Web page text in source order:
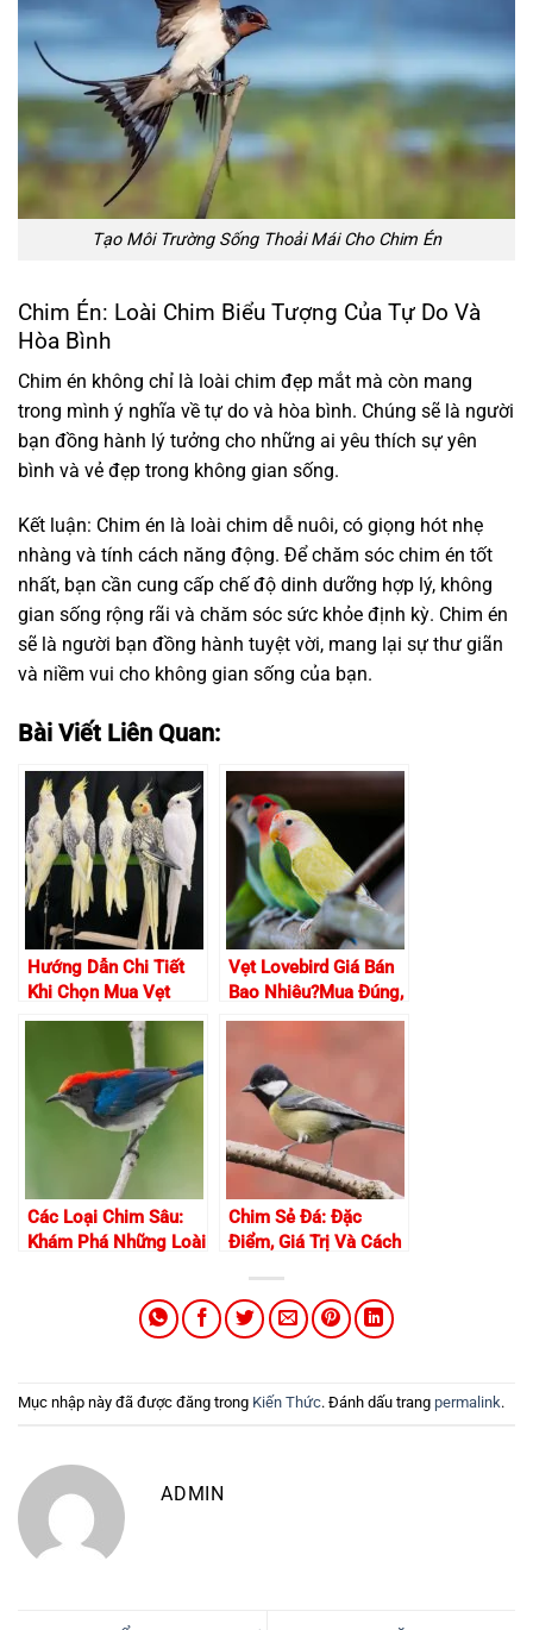
Tạo Môi Trường Sống Thoải Mái Cho Chim Én
Chim Én: Loài Chim Biểu Tượng Của Tự Do Và
Hòa Bình
Chim én không chỉ là loài chim đẹp mắt mà còn mang
trong mình ý nghĩa về tự do và hòa bình. Chúng sẽ là người
bạn đồng hành lý tưởng cho những ai yêu thích sự yên
bình và vẻ đẹp trong không gian sống.
Kết luận: Chim én là loài chim dễ nuôi, có giọng hót nhẹ
nhàng và tính cách năng động. Để chăm sóc chim én tốt
nhất, bạn cần cung cấp chế độ dinh dưỡng hợp lý, không
gian sống rộng rãi và chăm sóc sức khỏe định kỳ. Chim én
sẽ là người bạn đồng hành tuyệt vời, mang lại sự thư giãn
và niềm vui cho không gian sống của bạn.
Bài Viết Liên Quan:
Hướng Dẫn Chi Tiết
Khi Chọn Mua Vẹt
Cho Người Mới
Vẹt Lovebird Giá Bán
Bao Nhiêu?Mua Đúng,
Bạn Có Thể Tiết Kiệm
Các Loại Chim Sâu:
Khám Phá Những Loài
Chim Sẻ Đá: Đặc
Điểm, Giá Trị Và Cách
Mục nhập này đã được đăng trong Kiến Thức. Đánh dấu trang permalink.
ADMIN